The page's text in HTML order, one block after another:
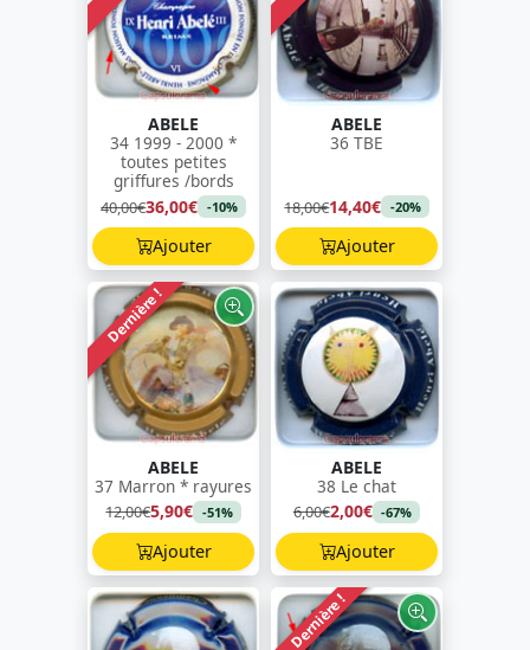
ABELE
34 1999 - 2000 *
toutes petites
griffures /bords
40,00€36,00€ -10%
Ajouter
ABELE
36 TBE
18,00€14,40€ -20%
Ajouter
Dernière !
ABELE
37 Marron * rayures
12,00€5,90€ -51%
Ajouter
ABELE
38 Le chat
6,00€2,00€ -67%
Ajouter
Dernière !